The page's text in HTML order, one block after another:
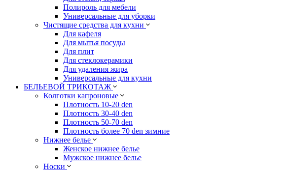
Полироль для мебели
Универсальные для уборки
Чистящие средства для кухни
Для кафеля
Для мытья посуды
Для плит
Для стеклокерамики
Для удаления жира
Универсальные для кухни
БЕЛЬЕВОЙ ТРИКОТАЖ
Колготки капроновые
Плотность 10-20 den
Плотность 30-40 den
Плотность 50-70 den
Плотность более 70 den зимние
Нижнее белье
Женское нижнее белье
Мужское нижнее белье
Носки